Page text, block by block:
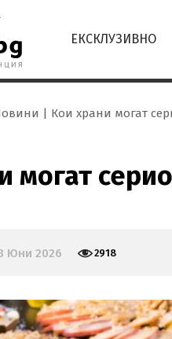
ЕКСКЛУЗИВНО
Кои храни могат
могат
Юни 2026 2918